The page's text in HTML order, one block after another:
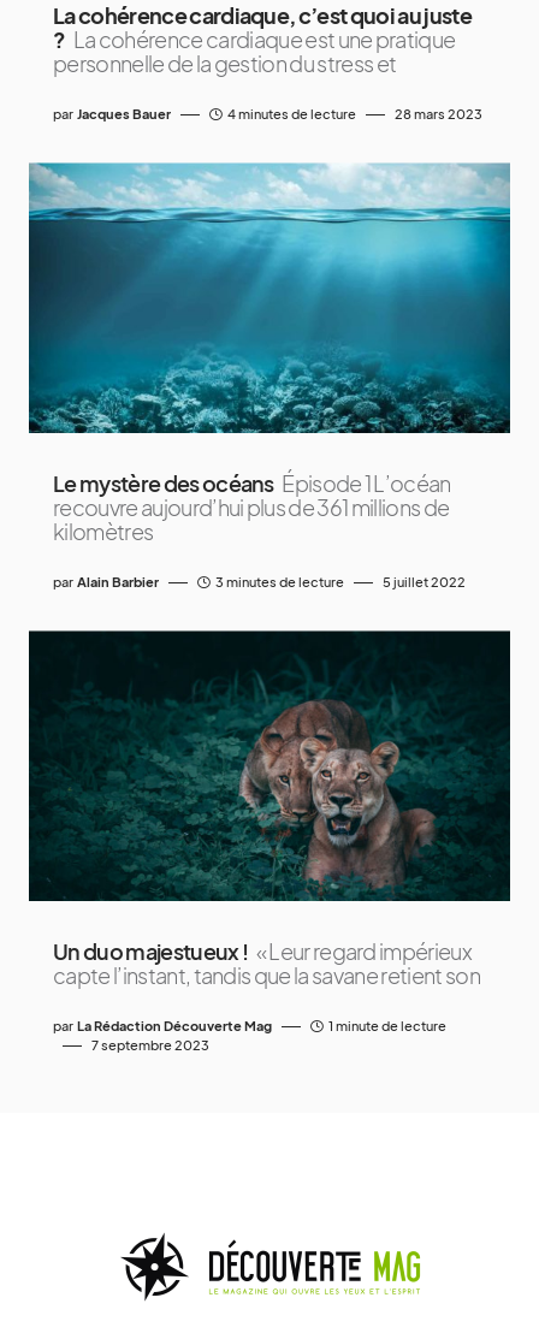
La cohérence cardiaque, c’est quoi au juste
? La cohérence cardiaque est une pratique
personnelle de la gestion du stress et
par Jacques Bauer 4 minutes de lecture 28 mars 2023
Le mystère des océans Épisode 1 L’océan
recouvre aujourd’hui plus de 361 millions de
kilomètres
par Alain Barbier 3 minutes de lecture 5 juillet 2022
Un duo majestueux ! « Leur regard impérieux
capte l’instant, tandis que la savane retient son
par La Rédaction Découverte Mag
1 minute de lecture
7 septembre 2023